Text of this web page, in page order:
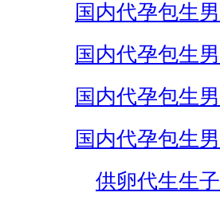
国内代孕包生
国内代孕包生
国内代孕包生
国内代孕包生
供卵代生生